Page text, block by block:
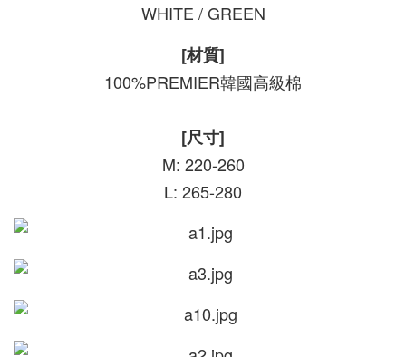
WHITE / GREEN
[材質]
100%PREMIER韓國高級棉
[尺寸]
M: 220-260
L: 265-280